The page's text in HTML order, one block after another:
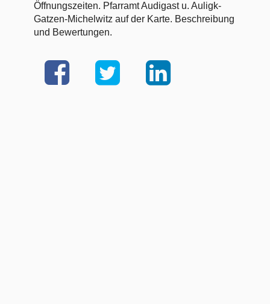
Öffnungszeiten. Pfarramt Audigast u. Auligk-
Gatzen-Michelwitz auf der Karte. Beschreibung
und Bewertungen.